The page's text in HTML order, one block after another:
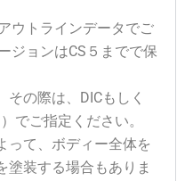
ウトラインデータでご
ジョンはCS５までで保
の際は、DICもしく
でご指定ください。
って、ボディー全体を
塗装する場合もありま